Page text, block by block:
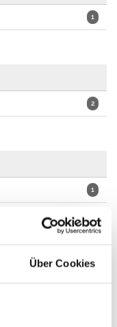
Über Cookies
1
2
1